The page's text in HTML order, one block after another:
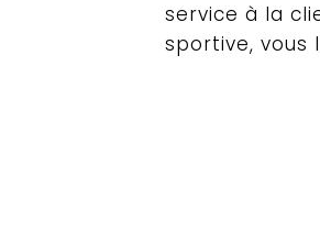
service à la
sportive, vous